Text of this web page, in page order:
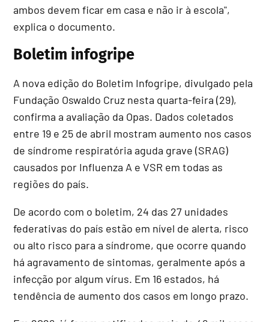
ambos devem ficar em casa e não ir à escola",
explica o documento.
Boletim infogripe
A nova edição do Boletim Infogripe, divulgado pela
Fundação Oswaldo Cruz nesta quarta-feira (29),
confirma a avaliação da Opas. Dados coletados
entre 19 e 25 de abril mostram aumento nos casos
de síndrome respiratória aguda grave (SRAG)
causados por Influenza A e VSR em todas as
regiões do país.
De acordo com o boletim, 24 das 27 unidades
federativas do país estão em nível de alerta, risco
ou alto risco para a síndrome, que ocorre quando
há agravamento de sintomas, geralmente após a
infecção por algum vírus. Em 16 estados, há
tendência de aumento dos casos em longo prazo.